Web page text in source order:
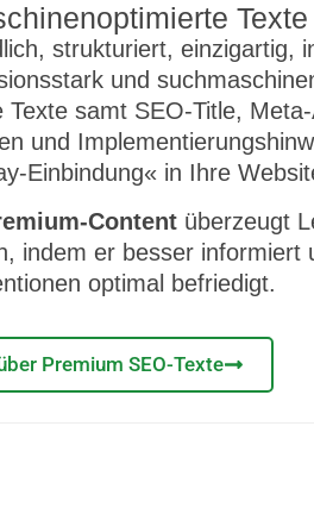
Texte
strukturiert, einzigartig,
und
Texte samt SEO-Title,
und
Einbindung« in Ihre
Contentüberzeugt
indem er besser informiert
optimal befriedigt.
Premium SEO-Texte